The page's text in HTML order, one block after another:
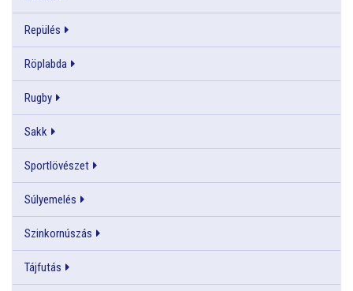
Repülés
Röplabda
Rugby
Sakk
Sportlövészet
Súlyemelés
Szinkornúszás
Tájfutás